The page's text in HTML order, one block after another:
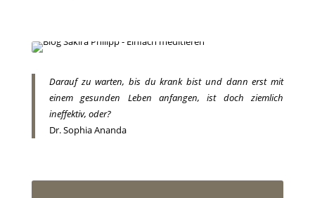
Darauf zu warten, bis du krank bist und dann erst mit
einem gesunden Leben anfangen, ist doch ziemlich
ineffektiv, oder?
Dr. Sophia Ananda